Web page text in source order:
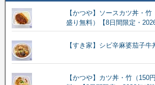
【かつや】ソースカツ丼・
盛り無料）【8日間限定・
【すき家】シビ辛麻婆茄子牛
【かつや】カツ丼・竹（150